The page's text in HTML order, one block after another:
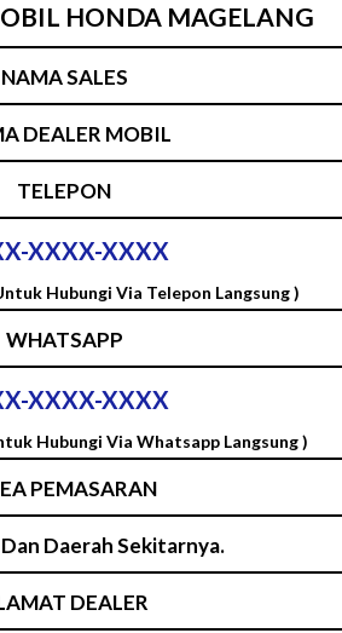
HONDA MAGELANG
NAMA SALES
DEALER MOBIL
TELEPON
XXXX-XXXX
Hubungi Via Telepon Langsung )
WHATSAPP
XXXX-XXXX
Hubungi Via Whatsapp Langsung )
PEMASARAN
Daerah Sekitarnya.
DEALER